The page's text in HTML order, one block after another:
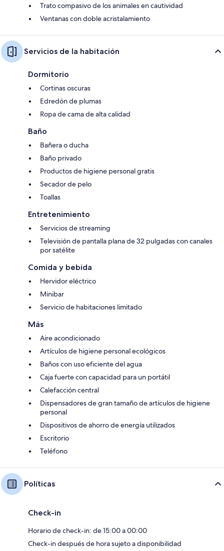
Trato compasivo de los animales en cautividad
Ventanas con doble acristalamiento
Servicios de la habitación
Dormitorio
Cortinas oscuras
Edredón de plumas
Ropa de cama de alta calidad
Baño
Bañera o ducha
Baño privado
Productos de higiene personal gratis
Secador de pelo
Toallas
Entretenimiento
Servicios de streaming
Televisión de pantalla plana de 32 pulgadas con canales
por satélite
Comida y bebida
Hervidor eléctrico
Minibar
Servicio de habitaciones limitado
Más
Aire acondicionado
Artículos de higiene personal ecológicos
Baños con uso eficiente del agua
Caja fuerte con capacidad para un portátil
Calefacción central
Dispensadores de gran tamaño de artículos de higiene
personal
Dispositivos de ahorro de energía utilizados
Escritorio
Teléfono
Políticas
Check-in
Horario de check-in: de 15:00 a 00:00
Check-in después de hora sujeto a disponibilidad